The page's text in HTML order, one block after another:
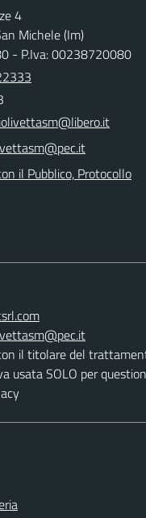
4
Michele (Im)
- P.Iva: 00238720080
il Pubblico, Protocollo
il titolare del
usata SOLO per